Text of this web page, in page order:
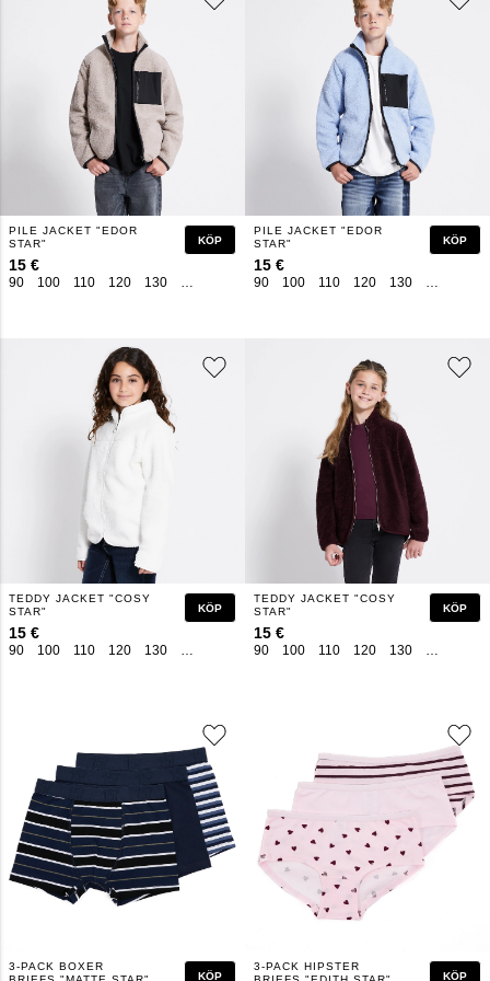
90 100 110 120 130 140 160
PILE JACKET "EDOR
STAR"
15 €
KÖP
90 100 110 120 130 140
PILE JACKET "EDOR
STAR"
15 €
KÖP
90 100 110 120 130 140 160
TEDDY JACKET "COSY
STAR"
15 €
KÖP
90 100 110 120 130 140
TEDDY JACKET "COSY
STAR"
15 €
KÖP
3-PACK BOXER
KÖP
3-PACK HIPSTER
KÖP